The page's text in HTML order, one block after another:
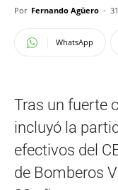
Por Fernando Agüero -
WhatsApp
Tras un fuerte
incluyó la
efectivos del
de Bomberos